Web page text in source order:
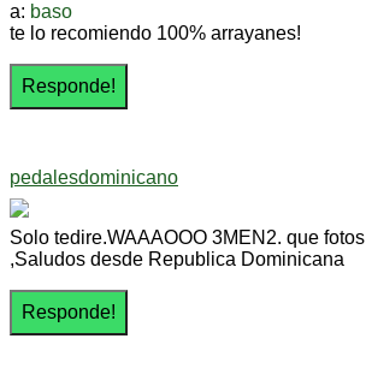
a: baso
te lo recomiendo 100% arrayanes!
pedalesdominicano
Solo tedire.WAAAOOO 3MEN2. que fotos
,Saludos desde Republica Dominicana